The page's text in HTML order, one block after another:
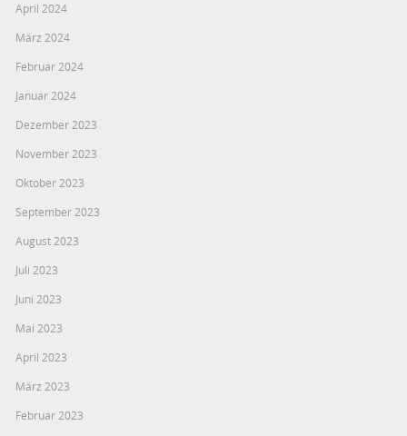
April 2024
März 2024
Februar 2024
Januar 2024
Dezember 2023
November 2023
Oktober 2023
September 2023
August 2023
Juli 2023
Juni 2023
Mai 2023
April 2023
März 2023
Februar 2023